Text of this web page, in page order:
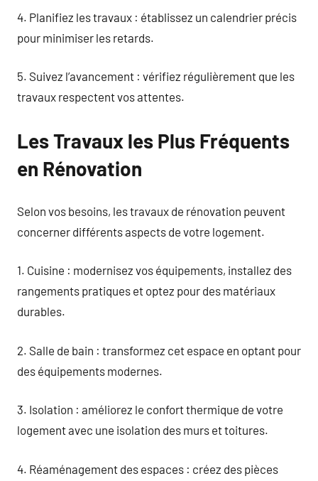
4. Planifiez les travaux : établissez un calendrier précis
pour minimiser les retards.
5. Suivez l’avancement : vérifiez régulièrement que les
travaux respectent vos attentes.
Les Travaux les Plus Fréquents
en Rénovation
Selon vos besoins, les travaux de rénovation peuvent
concerner différents aspects de votre logement.
1. Cuisine : modernisez vos équipements, installez des
rangements pratiques et optez pour des matériaux
durables.
2. Salle de bain : transformez cet espace en optant pour
des équipements modernes.
3. Isolation : améliorez le confort thermique de votre
logement avec une isolation des murs et toitures.
4. Réaménagement des espaces : créez des pièces